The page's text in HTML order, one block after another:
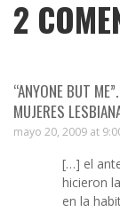
2
“ANYONE BUT
MUJERES
mayo 20, 2009 at
[…] el
hicieron
en la